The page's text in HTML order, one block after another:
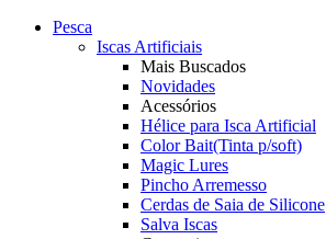
Pesca
Iscas Artificiais
Mais Buscados
Novidades
Acessórios
Hélice para Isca Artificial
Color Bait(Tinta p/soft)
Magic Lures
Pincho Arremesso
Cerdas de Saia de Silicone
Salva Iscas